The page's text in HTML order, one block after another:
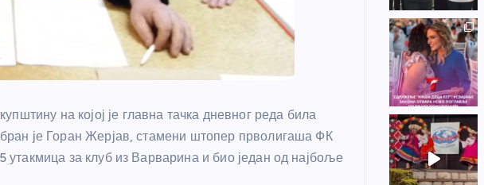
на којој је главна тачка дневног реда била
је Горан Жерјав, стамени штопер прволигаша ФК
утакмица за клуб из Варварина и био један од најбоље